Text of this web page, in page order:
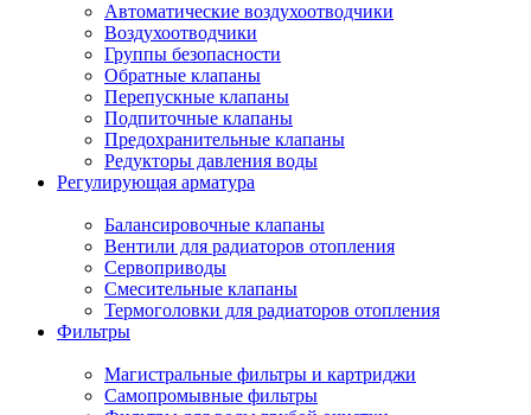
Автоматические воздухоотводчики
Воздухоотводчики
Группы безопасности
Обратные клапаны
Перепускные клапаны
Подпиточные клапаны
Предохранительные клапаны
Редукторы давления воды
Регулирующая арматура
Балансировочные клапаны
Вентили для радиаторов отопления
Сервоприводы
Смесительные клапаны
Термоголовки для радиаторов отопления
Фильтры
Магистральные фильтры и картриджи
Самопромывные фильтры